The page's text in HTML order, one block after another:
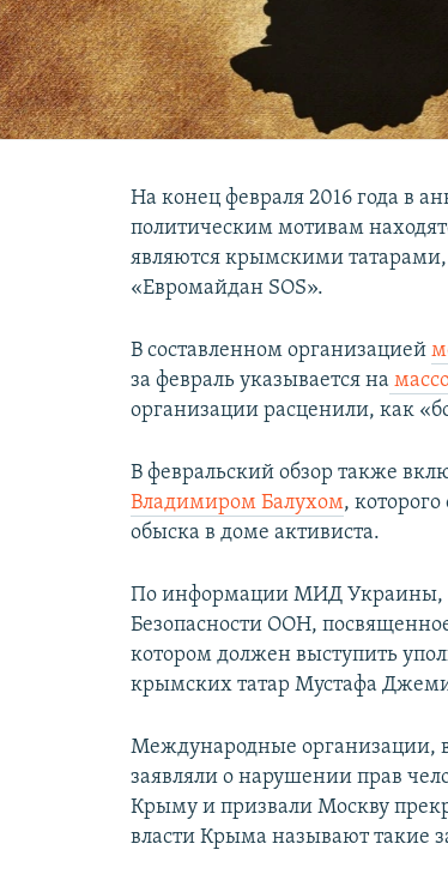
На конец февраля 2016 года в
политическим мотивам
являются крымскими
«Евромайдан SOS».
В составленном организацией
за февраль указывается на
организации расценили, как
В февральский обзор также
Владимиром Балухом,
обыска в доме активиста.
По информации МИД Украины,
Безопасности ООН,
котором должен выступить
крымских татар Мустафа
Международные организации,
заявляли о нарушении прав
Крыму и призвали Москву
власти Крыма называют такие